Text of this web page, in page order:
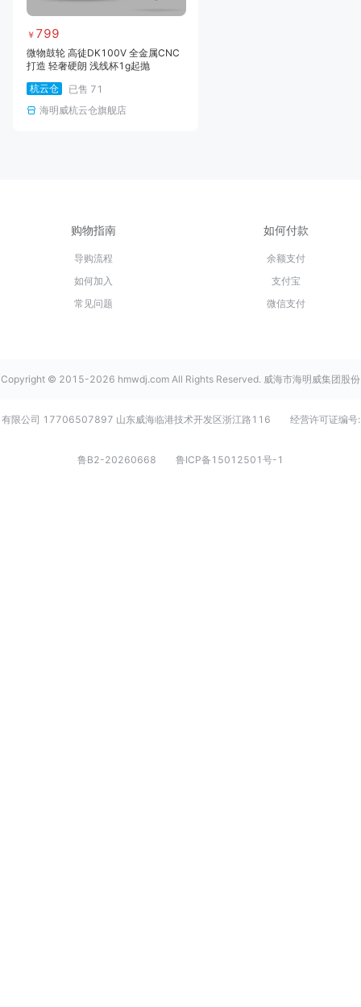
￥ 799
微物鼓轮 高徒DK100V 全金属CNC
打造 轻奢硬朗 浅线杯1g起抛
杭云仓
已售 71
海明威杭云仓旗舰店
购物指南
导购流程
如何加入
常见问题
如何付款
余额支付
支付宝
微信支付
Copyright © 2015-2026 hmwdj.com All Rights Reserved. 威海市海明威集团股份
有限公司 17706507897 山东威海临港技术开发区浙江路116 经营许可证编号:
鲁B2-20260668 鲁ICP备15012501号-1